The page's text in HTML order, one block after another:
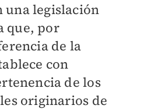
una legislación
que, por
de la
con
de los
originarios de